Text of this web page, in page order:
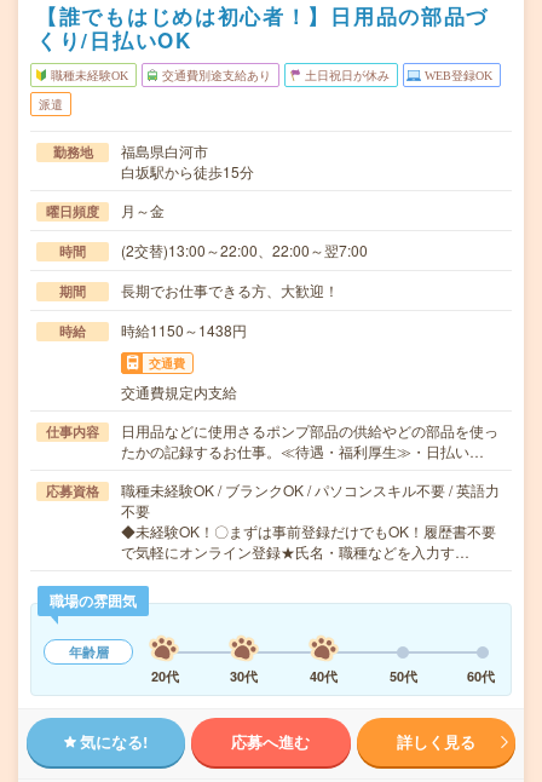
【誰でもはじめは初心者！】日用品の部品づ
くり/日払いOK
職種未経験OK 交通費別途支給あり 土日祝日が休み WEB登録OK
派遣
勤務地
福島県白河市
白坂駅から徒歩15分
曜日頻度 月～金
時間 (2交替)13:00～22:00、22:00～翌7:00
期間 長期でお仕事できる方、大歓迎！
時給 時給1150～1438円
交通費
交通費規定内支給
仕事内容
日用品などに使用さるポンプ部品の供給やどの部品を使っ
たかの記録するお仕事。≪待遇・福利厚生≫・日払い…
応募資格
職種未経験OK / ブランクOK / パソコンスキル不要 / 英語力
不要
◆未経験OK！〇まずは事前登録だけでもOK！履歴書不要
で気軽にオンライン登録★氏名・職種などを入力す…
職場の雰囲気
年齢層
20代
30代 40代 50代 60代
気になる! 応募へ進む 詳しく見る